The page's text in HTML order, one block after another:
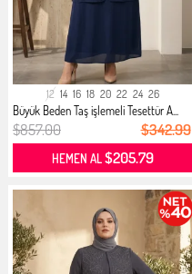
12 14 16 18 20 22 24 26
Büyük Beden Taş işlemeli Tesettür A...
$857.00 $342.99
HEMEN AL$205.79